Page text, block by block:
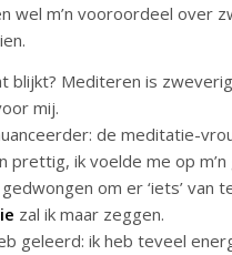
wel m’n vooroordeel over
blijkt? Mediteren is
mij.
de meditatie-
prettig, ik voelde me op
om er ‘iets’ van
zal ik maar zeggen.
geleerd: ik heb teveel